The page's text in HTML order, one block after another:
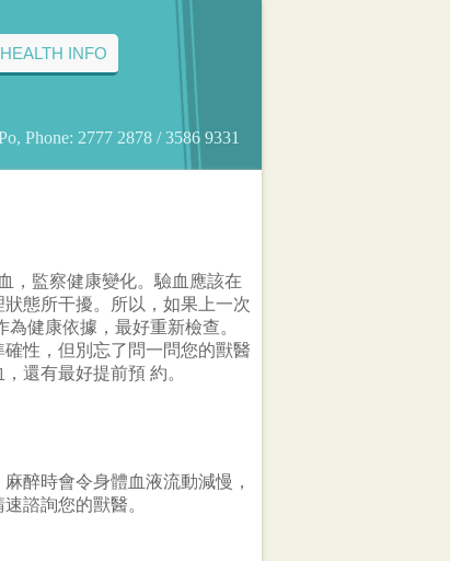
HEALTH INFO
Phone: 2777 2878 / 3586 9331
，監察健康變化。驗血應該在
態所干擾。所以，如果上一次
健康依據，最好重新檢查。
性，但別忘了問一問您的獸醫
還有最好提前預 約。
醉時會令身體血液流動減慢，
諮詢您的獸醫。